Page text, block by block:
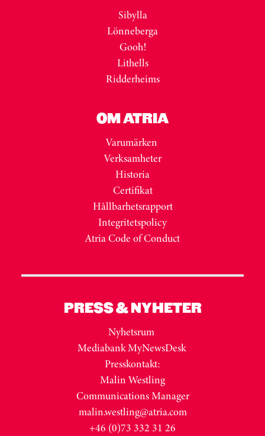
Sibylla
Lönneberga
Gooh!
Lithells
Ridderheims
OM ATRIA
Varumärken
Verksamheter
Historia
Certifikat
Hållbarhetsrapport
Integritetspolicy
Atria Code of Conduct
PRESS & NYHETER
Nyhetsrum
Mediabank MyNewsDesk
Presskontakt:
Malin Westling
Communications Manager
malin.westling@atria.com
+46 (0)73 332 31 26